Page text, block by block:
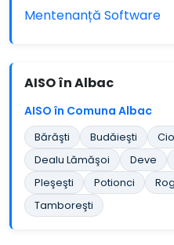
Mentenanță Software
AISO în Albac
AISO în Comuna Albac
Bărăşti Budăieşti
Dealu Lămăşoi
Deve
Pleşeşti
Potionci
Tamboreşti